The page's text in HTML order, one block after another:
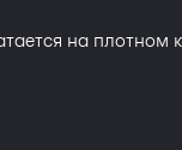
на плотном